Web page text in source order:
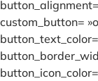
custom_button=